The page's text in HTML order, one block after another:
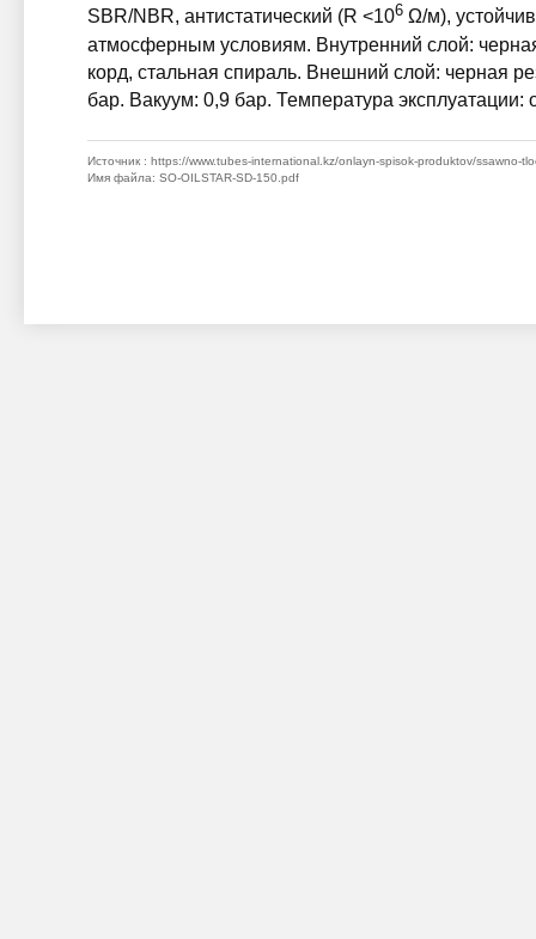
SBR/NBR, антистатический (R <106Ω/м),
атмосферным условиям. Внутренний слой:
корд, стальная спираль. Внешний слой: черная
бар. Вакуум: 0,9 бар. Температура эксплуатации:
Источник : https://www.tubes-international.kz/onlayn-spisok-produktov/ssawno-
Имя файла: SO-OILSTAR-SD-150.pdf